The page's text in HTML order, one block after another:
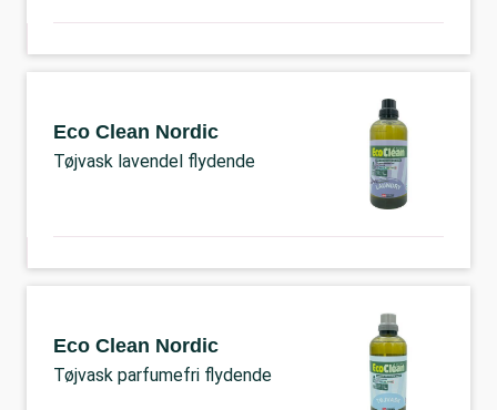
Eco Clean Nordic
Tøjvask lavendel flydende
Eco Clean Nordic
Tøjvask parfumefri flydende